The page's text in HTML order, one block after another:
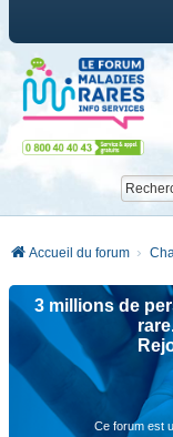
Accueil du forum
3 millions de
Ce forum est